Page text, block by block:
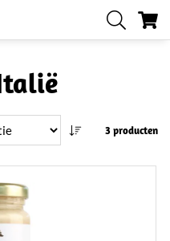
3 producten